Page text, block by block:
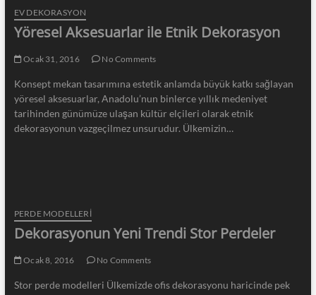
EV DEKORASYON
Yöresel Aksesuarlar ile Etnik Dekorasyon
Ocak 31, 2016 No Comments
Konsept mekan tasarımına estetik anlamda büyük katkı sağlayan
yöresel aksesuarlar, Anadolu’nun binlerce yıllık medeniyet
tarihinden günümüze ulaşan kültür elçileri olarak etnik
dekorasyonun vazgeçilmez unsurudur. Ülkemizin…
PERDE MODELLERI
Dekorasyonun Yeni Trendi Stor Perdeler
Ocak 8, 2016 No Comments
Stor perde modelleri Ülkemizde ofis dekorasyonu haricinde pek